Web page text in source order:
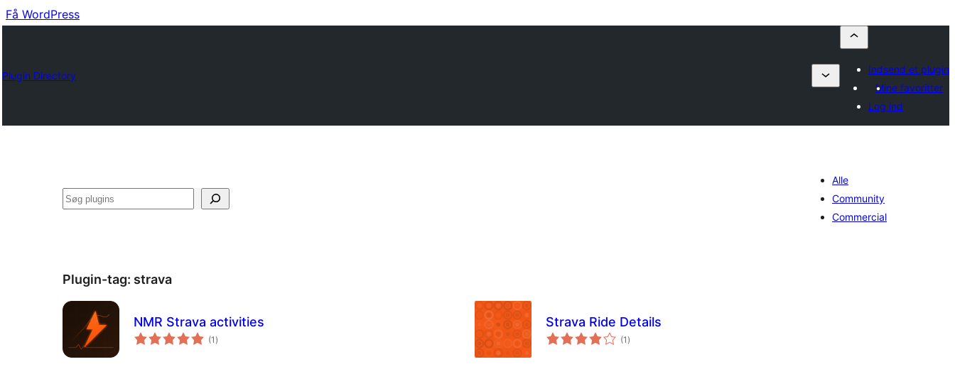
Få WordPress
Plugin Directory
Indsend et plugin
Mine favoritter
Log ind
Søg
Alle
Community
Commercial
Plugin-tag: strava
NMR Strava activities
(1 totale
bedømmelser
)
Strava Ride Details
(1 totale
bedømmelser
)